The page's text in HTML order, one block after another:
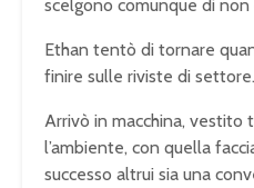
scelgono comunque di
Ethan tentò di tornare
finire sulle riviste di settore.
Arrivò in macchina, vestito
l’ambiente, con quella
successo altrui sia una